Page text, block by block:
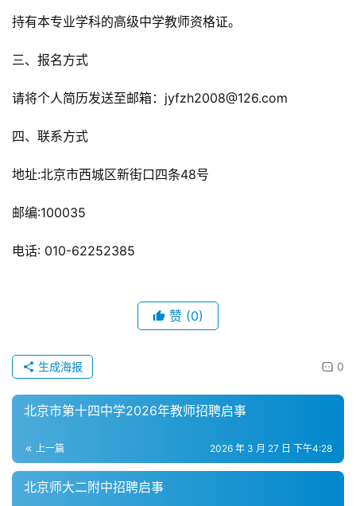
持有本专业学科的高级中学教师资格证。
三、报名方式
请将个人简历发送至邮箱：jyfzh2008@126.com
四、联系方式
地址:北京市西城区新街口四条48号
邮编:100035
电话: 010-62252385
赞 (0)
0
生成海报
北京市第十四中学2026年教师招聘启事
上一篇 2026 年 3 月 27 日 下午4:28
北京师大二附中招聘启事